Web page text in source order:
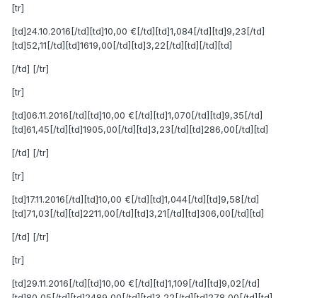
[tr]
[td]24.10.2016[/td][td]10,00 €[/td][td]1,084[/td][td]9,23[/td]
[td]52,11[/td][td]1619,00[/td][td]3,22[/td][td][/td][td]
[/td] [/tr]
[tr]
[td]06.11.2016[/td][td]10,00 €[/td][td]1,070[/td][td]9,35[/td]
[td]61,45[/td][td]1905,00[/td][td]3,23[/td][td]286,00[/td][td]
[/td] [/tr]
[tr]
[td]17.11.2016[/td][td]10,00 €[/td][td]1,044[/td][td]9,58[/td]
[td]71,03[/td][td]2211,00[/td][td]3,21[/td][td]306,00[/td][td]
[/td] [/tr]
[tr]
[td]29.11.2016[/td][td]10,00 €[/td][td]1,109[/td][td]9,02[/td]